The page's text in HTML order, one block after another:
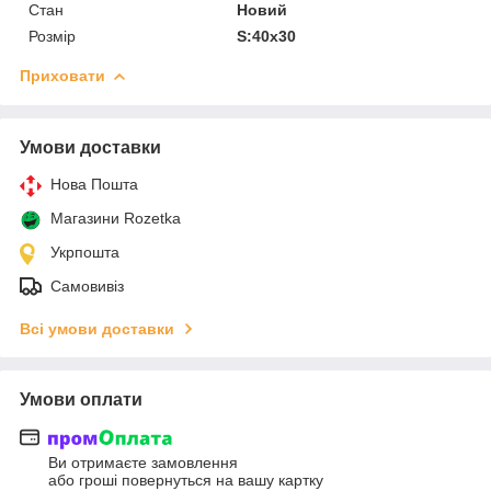
Стан
Новий
Розмір
S:40x30
Приховати
Умови доставки
Нова Пошта
Магазини Rozetka
Укрпошта
Самовивіз
Всі умови доставки
Умови оплати
Ви отримаєте замовлення
або гроші повернуться на вашу картку